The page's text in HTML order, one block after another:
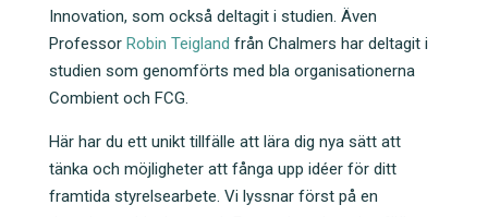
Innovation, som också deltagit i studien. Även
Professor Robin Teigland från Chalmers har deltagit i
studien som genomförts med bla organisationerna
Combient och FCG.
Här har du ett unikt tillfälle att lära dig nya sätt att
tänka och möjligheter att fånga upp idéer för ditt
framtida styrelsearbete. Vi lyssnar först på en